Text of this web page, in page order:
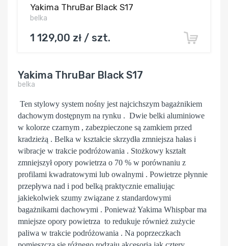
Yakima ThruBar Black S17
belka
1 129,00 zł / szt.
Yakima ThruBar Black S17
belka
Ten stylowy system nośny jest najcichszym bagażnikiem
dachowym dostępnym na rynku . Dwie belki aluminiowe
w kolorze czarnym , zabezpieczone są zamkiem przed
kradzieżą . Belka w kształcie skrzydła zmniejsza hałas i
wibracje w trakcie podróżowania . Stożkowy kształt
zmniejszył opory powietrza o 70 % w porównaniu z
profilami kwadratowymi lub owalnymi . Powietrze płynnie
przepływa nad i pod belką praktycznie emaliując
jakiekolwiek szumy związane z standardowymi
bagażnikami dachowymi . Ponieważ Yakima Whispbar ma
mniejsze opory powietrza to redukuje również zużycie
paliwa w trakcie podróżowania . Na poprzeczkach